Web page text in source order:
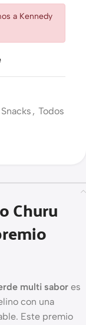
a Kennedy
Snacks , Todos
Churu
multi sabor es
con una
Este premio